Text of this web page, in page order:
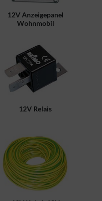
12V Anzeigepanel
Wohnmobil
12V Relais